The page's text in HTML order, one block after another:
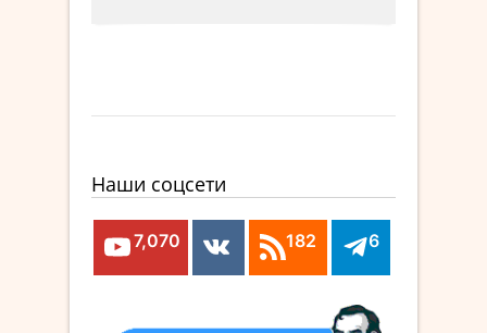
Наши соцсети
7,070 182 6